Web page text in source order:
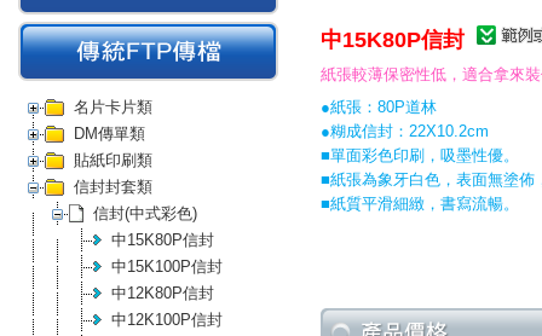
名片卡片類
DM傳單類
貼紙印刷類
信封封套類
信封(中式彩色)
中15K80P信封
中15K100P信封
中12K80P信封
中12K100P信封
中15K80P信封
紙張較薄保密性低，適合拿來
●紙張：80P道林
●糊成信封：22X10.2cm
■單面彩色印刷，吸墨性優。
■紙張為象牙白色，表面無塗佈
■紙質平滑細緻，書寫流暢。